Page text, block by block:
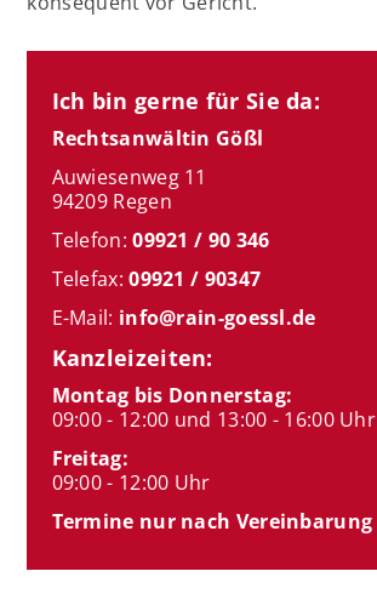
Ich bin gerne für Sie da:
Rechtsanwältin Gößl
Auwiesenweg 11
94209 Regen
Telefon:09921 / 90 346
Telefax:09921 / 90347
E-Mail: info@rain-goessl.de
Kanzleizeiten:
Montag bis Donnerstag:
09:00 - 12:00 und 13:00 - 16:00 Uhr
Freitag:
09:00 - 12:00 Uhr
Termine nur nach Vereinbarung